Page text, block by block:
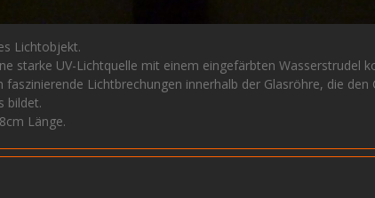
Lichtobjekt.
starke UV-Lichtquelle mit einem eingefärbten Wasserstrudel
Lichtbrechungen innerhalb der Glasröhre, die den
bildet.
Länge.